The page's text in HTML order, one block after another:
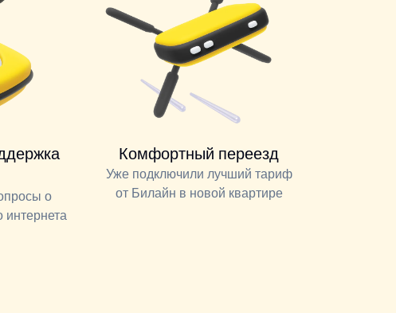
о
интернета
Комфортный переезд
Уже подключили лучший тариф
от Билайн в новой квартире